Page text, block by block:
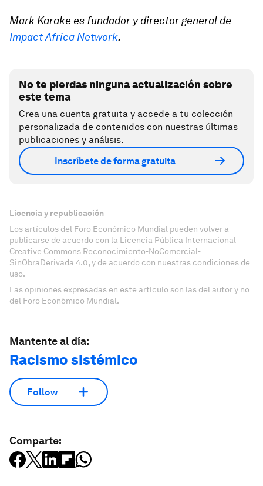
Mark Karake es fundador y director general de
Impact Africa Network.
No te pierdas ninguna actualización sobre
este tema
Crea una cuenta gratuita y accede a tu colección
personalizada de contenidos con nuestras últimas
publicaciones y análisis.
Inscríbete de forma gratuita
Licencia y republicación
Los artículos del Foro Económico Mundial pueden volver a
publicarse de acuerdo con la Licencia Pública Internacional
Creative Commons Reconocimiento-NoComercial-
SinObraDerivada 4.0, y de acuerdo con nuestras condiciones de
uso.
Las opiniones expresadas en este artículo son las del autor y no
del Foro Económico Mundial.
Mantente al día:
Racismo sistémico
Follow
Comparte: